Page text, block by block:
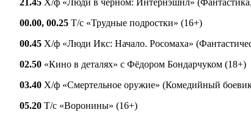
00.00, 00.25 Т/с «Трудные подростки» (16+)
00.45 Х/ф «Люди Икс: Начало. Росомаха»
02.50 «Кино в деталях» с Фёдором Бондарчуком (18+)
03.40 Х/ф «Смертельное оружие» (Комедийный
05.20 Т/с «Воронины» (16+)